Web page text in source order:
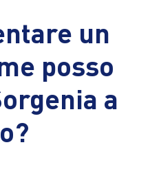
un
posso
a